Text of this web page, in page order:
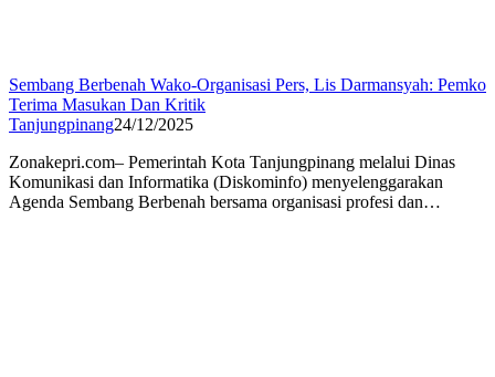
Sembang Berbenah Wako-Organisasi Pers, Lis Darmansyah: Pemko
Terima Masukan Dan Kritik
Tanjungpinang24/12/2025
Zonakepri.com– Pemerintah Kota Tanjungpinang melalui Dinas
Komunikasi dan Informatika (Diskominfo) menyelenggarakan
Agenda Sembang Berbenah bersama organisasi profesi dan…